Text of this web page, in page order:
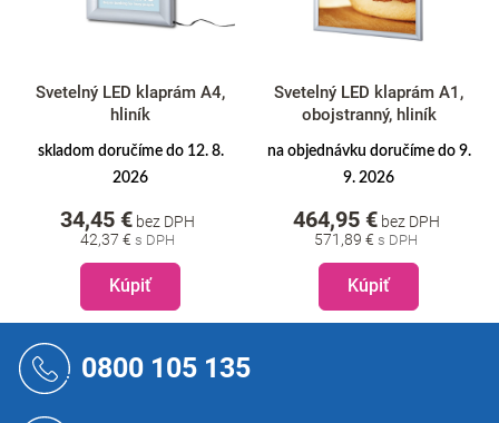
Svetelný LED klaprám A4,
hliník
skladom doručíme do 12. 8.
2026
42,37 €
34,45 € bez DPH
Kúpiť
Svetelný LED klaprám A1,
obojstranný, hliník
na objednávku doručíme do 9.
9. 2026
571,89 €
464,95 €bez DPH
Kúpiť
0800 105 135